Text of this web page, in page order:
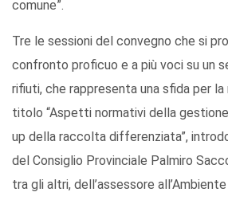
comune”.
Tre le sessioni del convegno che si
confronto proficuo e a più voci su un
rifiuti, che rappresenta una sfida per la
titolo “Aspetti normativi della
up della raccolta differenziata”,
del Consiglio Provinciale Palmiro
tra gli altri, dell’assessore